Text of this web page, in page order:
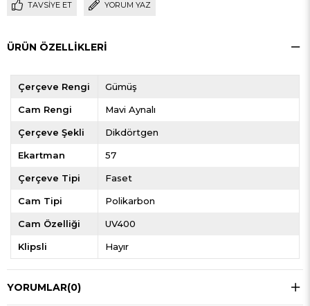
TAVSIYE ET YORUM YAZ
ÜRÜN ÖZELLIKLERI
Çerçeve Rengi Gümüş
Cam Rengi Mavi Aynalı
Çerçeve Şekli Dikdörtgen
Ekartman 57
Çerçeve Tipi Faset
Cam Tipi Polikarbon
Cam Özelliği UV400
Klipsli Hayır
YORUMLAR(0)